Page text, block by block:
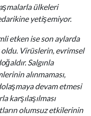
ülkeleri
yetişemiyor.
etken ise son aylarda
oldu. Virüslerin, evrimsel
Salgınla
alınmaması,
devam etmesi
karşılaşılması
olumsuz etkilerinin